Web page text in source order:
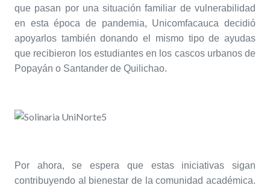
que pasan por una situación familiar de vulnerabilidad
en esta época de pandemia, Unicomfacauca decidió
apoyarlos también donando el mismo tipo de ayudas
que recibieron los estudiantes en los cascos urbanos de
Popayán o Santander de Quilichao.
Por ahora, se espera que estas iniciativas sigan
contribuyendo al bienestar de la comunidad académica.